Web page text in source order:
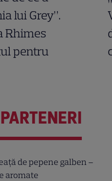
lui Grey”.
Rhimes
pentru
de pepene galben –
aromate